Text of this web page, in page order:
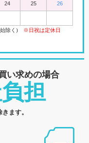
24 25 26
始除く) ※日祝は定休日
い求めの場合
担
ます。